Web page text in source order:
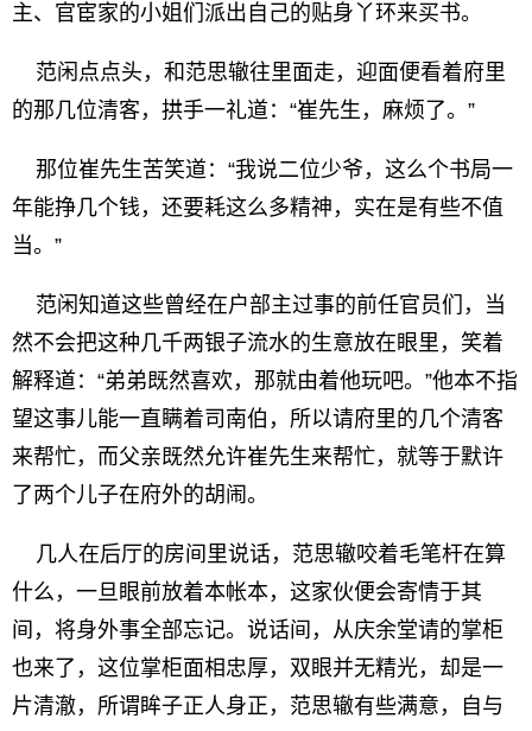
主、官宦家的小姐们派出自己的贴身丫环来买书。
范闲点点头，和范思辙往里面走，迎面便看着府里
的那几位清客，拱手一礼道：“崔先生，麻烦了。”
那位崔先生苦笑道：“我说二位少爷，这么个书局一
年能挣几个钱，还要耗这么多精神，实在是有些不值
当。”
范闲知道这些曾经在户部主过事的前任官员们，当
然不会把这种几千两银子流水的生意放在眼里，笑着
解释道：“弟弟既然喜欢，那就由着他玩吧。”他本不指
望这事儿能一直瞒着司南伯，所以请府里的几个清客
来帮忙，而父亲既然允许崔先生来帮忙，就等于默许
了两个儿子在府外的胡闹。
几人在后厅的房间里说话，范思辙咬着毛笔杆在算
什么，一旦眼前放着本帐本，这家伙便会寄情于其
间，将身外事全部忘记。说话间，从庆余堂请的掌柜
也来了，这位掌柜面相忠厚，双眼并无精光，却是一
片清澈，所谓眸子正人身正，范思辙有些满意，自与